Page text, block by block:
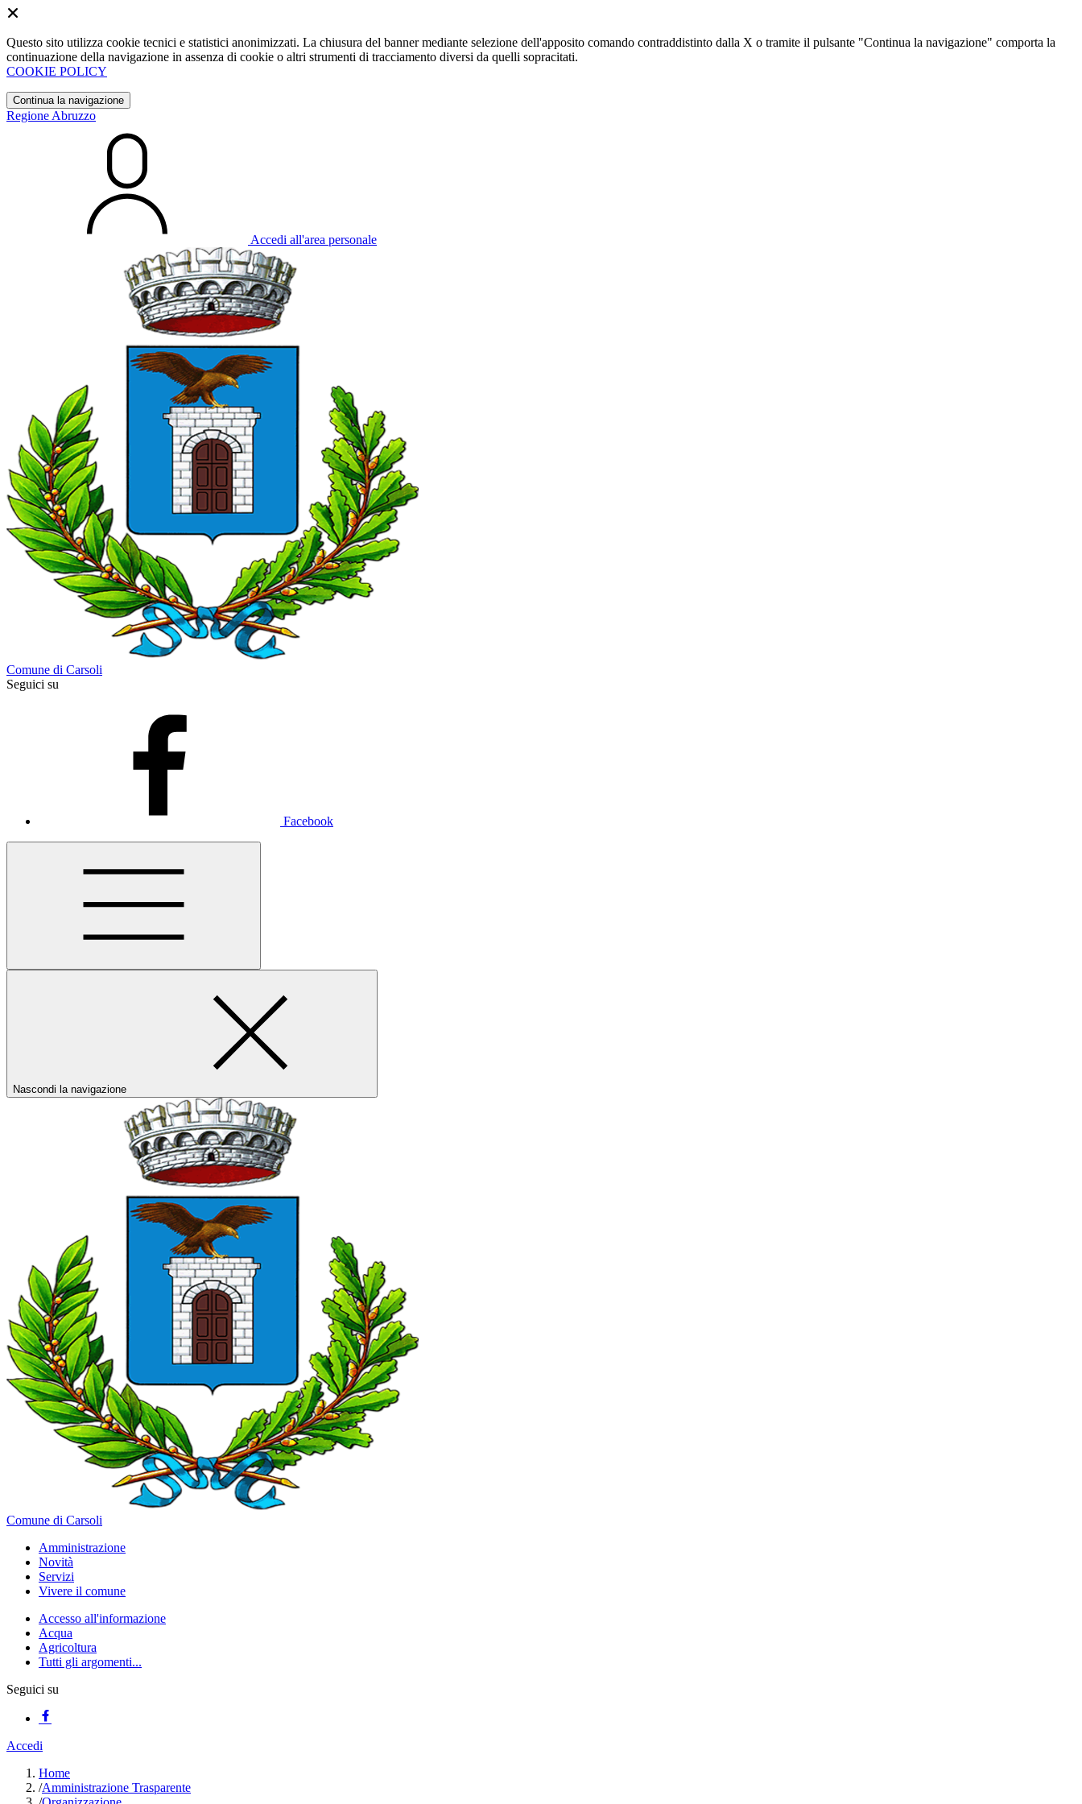
Questo sito utilizza cookie tecnici e statistici anonimizzati. La chiusura del banner mediante selezione dell'apposito comando contraddistinto dalla X o tramite il pulsante "Continua la navigazione" comporta la
continuazione della navigazione in assenza di cookie o altri strumenti di tracciamento diversi da quelli sopracitati.
COOKIE POLICY
Continua la navigazione
Regione Abruzzo
Accedi all'area personale
Comune di Carsoli
Seguici su
Facebook
Nascondi la navigazione
Comune di Carsoli
Amministrazione
Novità
Servizi
Vivere il comune
Accesso all'informazione
Acqua
Agricoltura
Tutti gli argomenti...
Seguici su
Accedi
Home
/Amministrazione Trasparente